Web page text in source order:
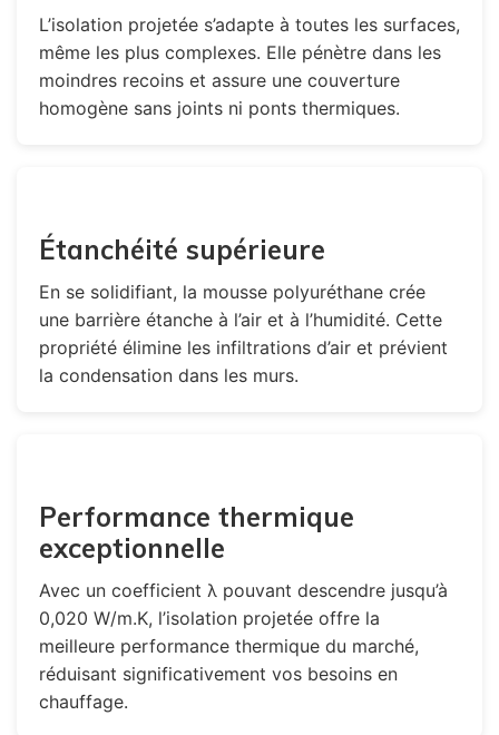
L’isolation projetée s’adapte à toutes les surfaces,
même les plus complexes. Elle pénètre dans les
moindres recoins et assure une couverture
homogène sans joints ni ponts thermiques.
Étanchéité supérieure
En se solidifiant, la mousse polyuréthane crée
une barrière étanche à l’air et à l’humidité. Cette
propriété élimine les infiltrations d’air et prévient
la condensation dans les murs.
Performance thermique
exceptionnelle
Avec un coefficient λ pouvant descendre jusqu’à
0,020 W/m.K, l’isolation projetée offre la
meilleure performance thermique du marché,
réduisant significativement vos besoins en
chauffage.